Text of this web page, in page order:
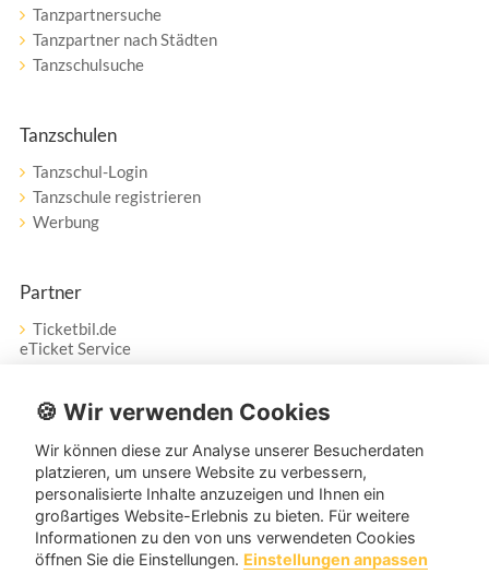
Tanzpartnersuche
Tanzpartner nach Städten
Tanzschulsuche
Tanzschulen
Tanzschul-Login
Tanzschule registrieren
Werbung
Partner
Ticketbil.de
eTicket Service
Vertrag widerrufen
Service
Unser Tanzpartner-Service hilft Ihnen bei Fragen und
Anregungen gerne weiter!
🍪 Wir verwenden Cookies
Wir können diese zur Analyse unserer Besucherdaten
platzieren, um unsere Website zu verbessern,
personalisierte Inhalte anzuzeigen und Ihnen ein
großartiges Website-Erlebnis zu bieten. Für weitere
Informationen zu den von uns verwendeten Cookies
öffnen Sie die Einstellungen. Einstellungen anpassen